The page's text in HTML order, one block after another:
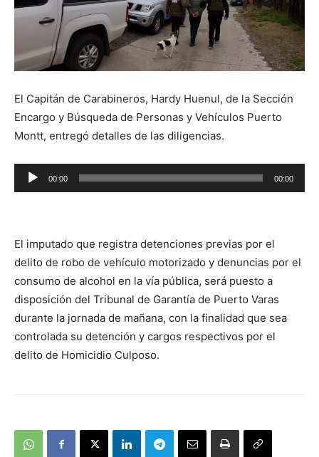
El Capitán de Carabineros, Hardy Huenul, de la Sección
Encargo y Búsqueda de Personas y Vehículos Puerto
Montt, entregó detalles de las diligencias.
Reproductor
de
00:00 00:00
El imputado que registra detenciones previas por el
delito de robo de vehículo motorizado y denuncias por el
consumo de alcohol en la vía pública, será puesto a
disposición del Tribunal de Garantía de Puerto Varas
durante la jornada de mañana, con la finalidad que sea
controlada su detención y cargos respectivos por el
delito de Homicidio Culposo.